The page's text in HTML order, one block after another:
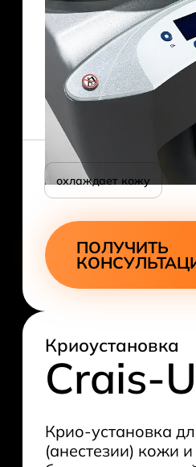
охлаждает кожу
ПОЛУЧИТЬ
Криоустановка
Crais-U
Крио-установка
(анестезии) кожи